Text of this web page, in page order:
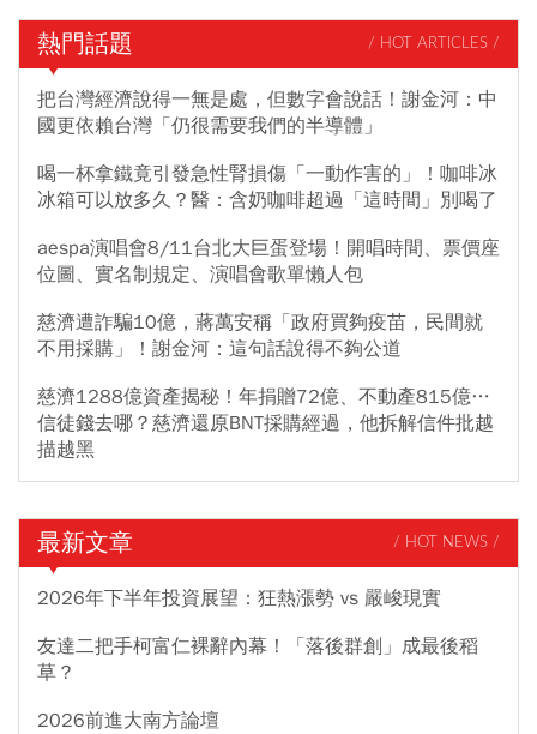
熱門話題 / HOT ARTICLES /
把台灣經濟說得一無是處，但數字會說話！謝金河：中
國更依賴台灣「仍很需要我們的半導體」
喝一杯拿鐵竟引發急性腎損傷「一動作害的」！咖啡冰
冰箱可以放多久？醫：含奶咖啡超過「這時間」別喝了
aespa演唱會8/11台北大巨蛋登場！開唱時間、票價座
位圖、實名制規定、演唱會歌單懶人包
慈濟遭詐騙10億，蔣萬安稱「政府買夠疫苗，民間就
不用採購」！謝金河：這句話說得不夠公道
慈濟1288億資產揭秘！年捐贈72億、不動產815億…
信徒錢去哪？慈濟還原BNT採購經過，他拆解信件批越
描越黑
最新文章 / HOT NEWS /
2026年下半年投資展望：狂熱漲勢 vs 嚴峻現實
友達二把手柯富仁裸辭內幕！「落後群創」成最後稻
草？
2026前進大南方論壇